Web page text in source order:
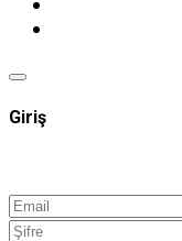
Giriş